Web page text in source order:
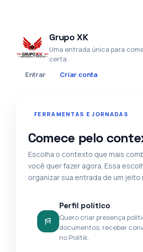
Grupo XK
Uma entrada única para
certa.
Entrar
Criar conta
FERRAMENTAS E JORNADAS
Comece pelo
Escolha o contexto que mais
você quer fazer agora. Essa
organizar sua entrada de um jeito
Perfil político
Quero criar presença
documentos, receber
no Politik.